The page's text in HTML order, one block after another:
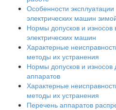
Особенности
электрических машин
Нормы допусков и износов
электрических машин
Характерные
методы их устранения
Нормы допусков и износов
аппаратов
Характерные
методы их устранения
Перечень аппаратов